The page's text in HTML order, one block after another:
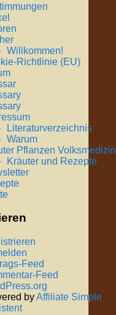
Willkommen!
Richtlinie (EU)
Literaturverzeichnis
Warum
Pflanzen Volksmedizin
Kräuter und Rezepte
Feed
Feed
byAffiliate Simple